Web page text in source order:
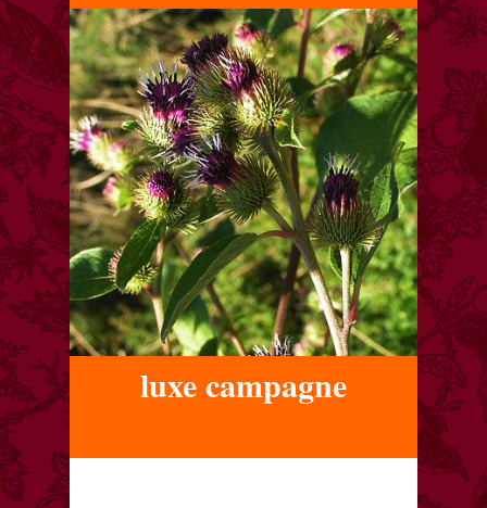
luxe campagne